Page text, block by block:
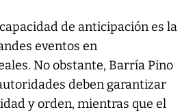
capacidad de anticipación es la
eventos en
No obstante, Barría Pino
deben garantizar
y orden, mientras que el